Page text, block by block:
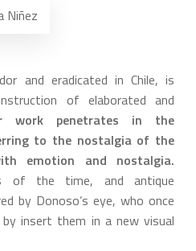
Niñez
and eradicated in Chile, is
of elaborated and
work penetrates in the
to the nostalgia of the
emotion and nostalgia.
of the time, and antique
by Donoso’s eye, who once
insert them in a new visual